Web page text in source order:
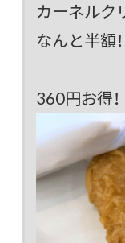
カーネルク
なんと半額！
360円お得！